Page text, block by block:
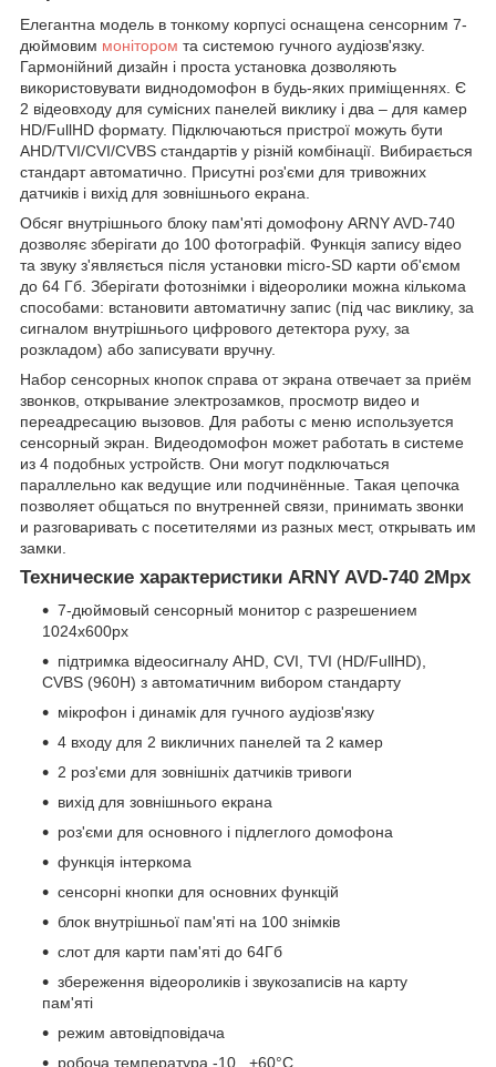
Елегантна модель в тонкому корпусі оснащена сенсорним 7-
дюймовим монітором та системою гучного аудіозв'язку.
Гармонійний дизайн і проста установка дозволяють
використовувати виднодомофон в будь-яких приміщеннях. Є
2 відеовходу для сумісних панелей виклику і два – для камер
HD/FullHD формату. Підключаються пристрої можуть бути
AHD/TVI/CVI/CVBS стандартів у різній комбінації. Вибирається
стандарт автоматично. Присутні роз'єми для тривожних
датчиків і вихід для зовнішнього екрана.
Обсяг внутрішнього блоку пам'яті домофону ARNY AVD-740
дозволяє зберігати до 100 фотографій. Функція запису відео
та звуку з'являється після установки micro-SD карти об'ємом
до 64 Гб. Зберігати фотознімки і відеоролики можна кількома
способами: встановити автоматичну запис (під час виклику, за
сигналом внутрішнього цифрового детектора руху, за
розкладом) або записувати вручну.
Набор сенсорных кнопок справа от экрана отвечает за приём
звонков, открывание электрозамков, просмотр видео и
переадресацию вызовов. Для работы с меню используется
сенсорный экран. Видеодомофон может работать в системе
из 4 подобных устройств. Они могут подключаться
параллельно как ведущие или подчинённые. Такая цепочка
позволяет общаться по внутренней связи, принимать звонки
и разговаривать с посетителями из разных мест, открывать им
замки.
Технические характеристики ARNY AVD-740 2Mpx
7-дюймовый сенсорный монитор с разрешением
1024x600px
підтримка відеосигналу AHD, CVI, TVI (HD/FullHD),
CVBS (960H) з автоматичним вибором стандарту
мікрофон і динамік для гучного аудіозв'язку
4 входу для 2 викличних панелей та 2 камер
2 роз'єми для зовнішніх датчиків тривоги
вихід для зовнішнього екрана
роз'єми для основного і підлеглого домофона
функція інтеркома
сенсорні кнопки для основних функцій
блок внутрішньої пам'яті на 100 знімків
слот для карти пам'яті до 64Гб
збереження відеороликів і звукозаписів на карту
пам'яті
режим автовідповідача
робоча температура -10...+60°С